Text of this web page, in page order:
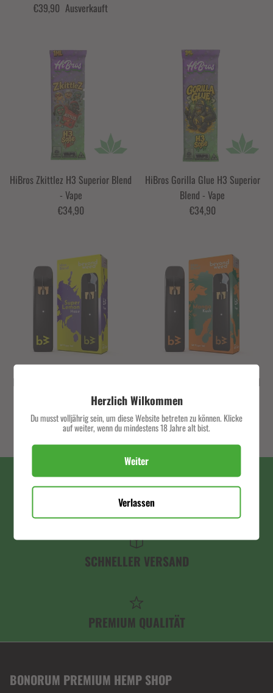
€39,90 Ausverkauft
HiBros Zkittlez H3 Superior Blend
- Vape
€34,90
HiBros Gorilla Glue H3 Superior
Blend - Vape
€34,90
Vape – Super Lemon Haze 1ml
€39,90
Beyond Weed B3 Superior Blend
Vape – Mango Kush 1ml
€39,99
SERVICE HOTLINE
SCHNELLER VERSAND
PREMIUM QUALITÄT
BONORUM PREMIUM HEMP SHOP
Herzlich Wilkommen
Du musst volljährig sein, um diese Website betreten zu können. Klicke
auf weiter, wenn du mindestens 18 Jahre alt bist.
Weiter
Verlassen